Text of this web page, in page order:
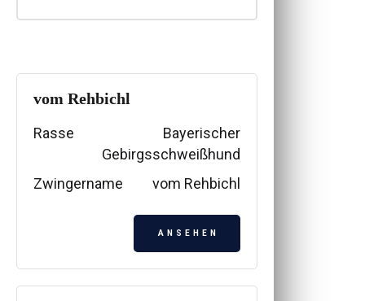
vom Rehbichl
Rasse
Bayerischer
Gebirgsschweißhund
Zwingername
vom Rehbichl
ANSEHEN